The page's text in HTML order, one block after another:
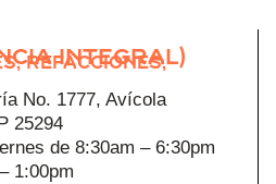
integral)
Refacciones,
No. 1777, Avícola
25294
de 8:30am – 6:30pm
1:00pm